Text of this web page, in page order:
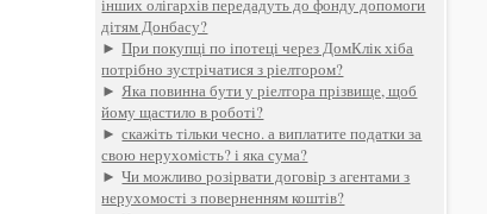
інших олігархів передадуть до фонду допомоги
дітям Донбасу?
►При покупці по іпотеці через ДомКлік хіба
потрібно зустрічатися з ріелтором?
►Яка повинна бути у ріелтора прізвище, щоб
йому щастило в роботі?
►скажіть тільки чесно. а виплатите податки за
свою нерухомість? і яка сума?
►Чи можливо розірвати договір з агентами з
нерухомості з поверненням коштів?